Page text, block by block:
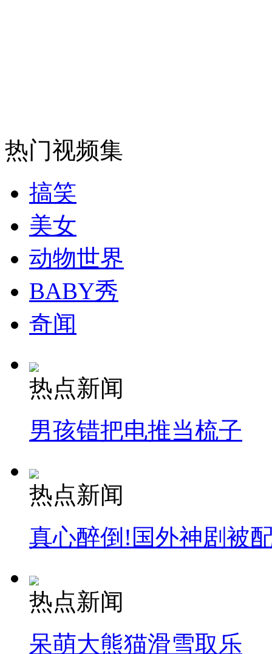
热门视频集
搞笑
美女
动物世界
BABY秀
奇闻
热点新闻
男孩错把电推当梳子
热点新闻
真心醉倒!国外神剧被
热点新闻
呆萌大熊猫滑雪取乐